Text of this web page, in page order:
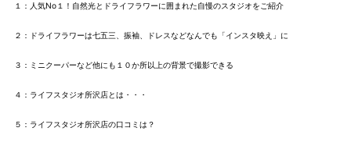
１：人気No１！自然光とドライフラワーに囲まれた自慢のスタジオをご紹介
２：ドライフラワーは七五三、振袖、ドレスなどなんでも「インスタ映え」に
３：ミニクーパーなど他にも１０か所以上の背景で撮影できる
４：ライフスタジオ所沢店とは・・・
５：ライフスタジオ所沢店の口コミは？